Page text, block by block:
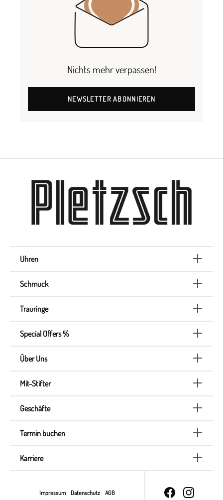
Nichts mehr verpassen!
NEWSLETTER ABONNIEREN
Uhren
Schmuck
Trauringe
Special Offers %
Über Uns
Mit-Stifter
Geschäfte
Termin buchen
Karriere
Impressum Datenschutz AGB